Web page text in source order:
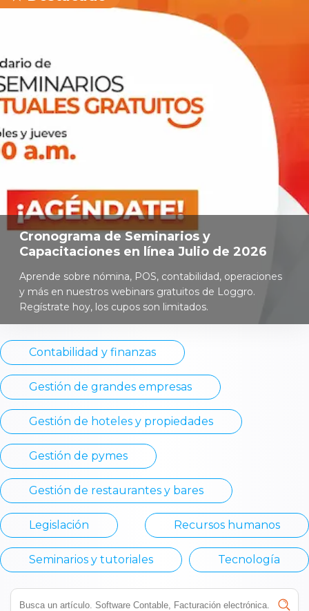
Cronograma de Seminarios y
Capacitaciones en línea Julio de 2026
Aprende sobre nómina, POS, contabilidad, operaciones
y más en nuestros webinars gratuitos de Loggro.
Regístrate hoy, los cupos son limitados.
Contabilidad y finanzas
Gestión de grandes empresas
Gestión de hoteles y propiedades
Gestión de pymes
Gestión de restaurantes y bares
Legislación Recursos humanos
Seminarios y tutoriales Tecnología